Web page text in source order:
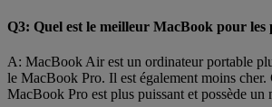
Q3: Quel est le meilleur MacBook pour les
A: MacBook Air est un ordinateur portable
le MacBook Pro. Il est également moins cher.
MacBook Pro est plus puissant et possède un